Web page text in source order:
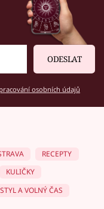
ODESLAT
osobních údajů
RECEPTY
KULIČKY
A VOLNÝ ČAS